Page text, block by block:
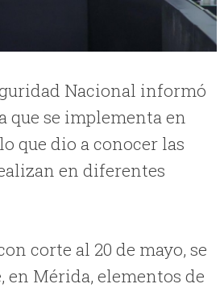
Nacional informó
que se implementa en
que dio a conocer las
en diferentes
corte al 20 de mayo, se
en Mérida, elementos de